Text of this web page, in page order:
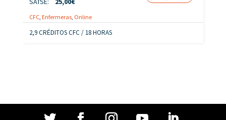
CFC, Enfermeras, Online
2,9 CRÉDITOS CFC / 18 HORAS